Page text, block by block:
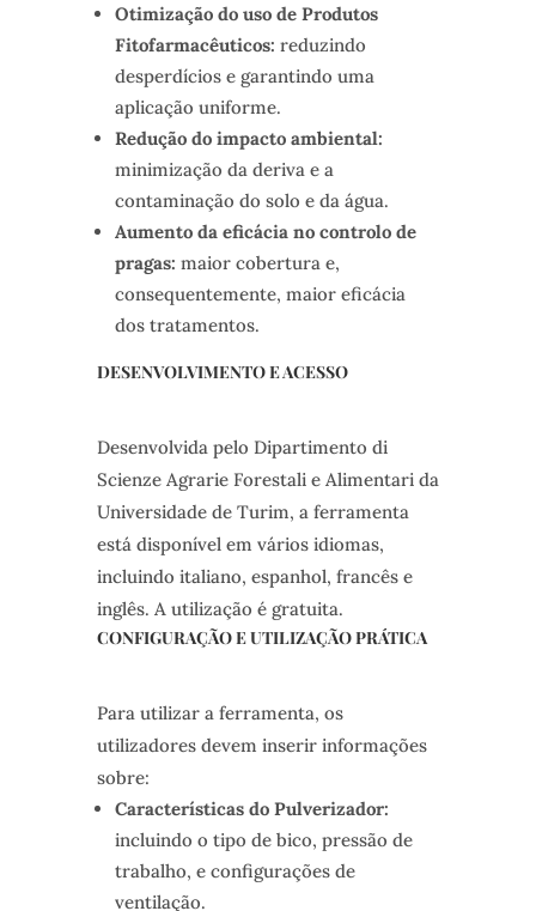
Otimização do uso de Produtos
Fitofarmacêuticos: reduzindo
desperdícios e garantindo uma
aplicação uniforme.
Redução do impacto ambiental:
minimização da deriva e a
contaminação do solo e da água.
Aumento da eficácia no controlo de
pragas: maior cobertura e,
consequentemente, maior eficácia
dos tratamentos.
DESENVOLVIMENTO E ACESSO
Desenvolvida pelo Dipartimento di
Scienze Agrarie Forestali e Alimentari da
Universidade de Turim, a ferramenta
está disponível em vários idiomas,
incluindo italiano, espanhol, francês e
inglês. A utilização é gratuita.
CONFIGURAÇÃO E UTILIZAÇÃO PRÁTICA
Para utilizar a ferramenta, os
utilizadores devem inserir informações
sobre:
Características do Pulverizador:
incluindo o tipo de bico, pressão de
trabalho, e configurações de
ventilação.